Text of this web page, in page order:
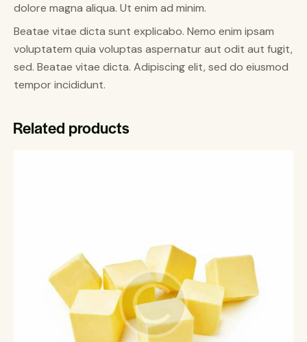
dolore magna aliqua. Ut enim ad minim.
Beatae vitae dicta sunt explicabo. Nemo enim ipsam
voluptatem quia voluptas aspernatur aut odit aut fugit,
sed. Beatae vitae dicta. Adipiscing elit, sed do eiusmod
tempor incididunt.
Related products